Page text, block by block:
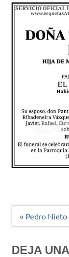
Navegación
« Pedro Nieto
DEJA